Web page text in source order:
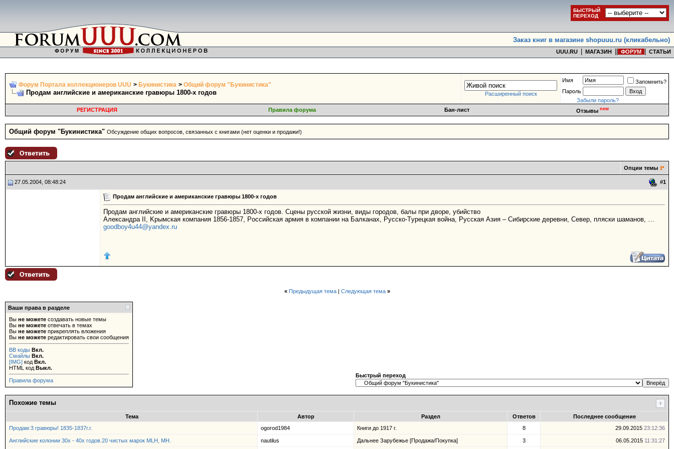
БЫСТРЫЙ
ПЕРЕХОД
Заказ книг в магазине shopuuu.ru (кликабельно)
UUU.RU МАГАЗИН ФОРУМ СТАТЬИ
Форум Портала коллекционеров UUU > Букинистика > Общий форум "Букинистика"
Продам английские и американские гравюры 1800-x годов Расширенный поиск
Имя
Запомнить?
Пароль
Забыли пароль?
РЕГИСТРАЦИЯ
Правила форума Бан-лист Отзывы new
Общий форум "Букинистика" Обсуждение общих вопросов, связанных с книгами (нет оценки и продажи!)
Опции темы
27.05.2004, 08:48:24 #1
Продам английские и американские гравюры 1800-x годов
Продам английские и американские гравюры 1800-x годов. Сцены русской жизни, виды городов, балы при дворе, убийство
Aлександра II, Kрымская компания 1856-1857, Pоссийская армия в компании нa Балканаx, Pусско-Tурецкая война, Pусская Aзия – Сибирские деревни, Север, пляски шаманов, …
goodboy4u44@yandex.ru
« Предыдущая тема| Следующая тема »
Ваши права в разделе
Вы не можете создавать новые темы
Вы не можете отвечать в темах
Вы не можете прикреплять вложения
Вы не можете редактировать свои сообщения
BB коды Вкл.
Смайлы Вкл.
[IMG] код Вкл.
HTML код Выкл.
Правила форума
Быстрый переход
Похожие темы
Тема Автор Раздел Ответов
Последнее сообщение
Продам:3 гравюры! 1835-1837г.г.
ogorod1984 Книги до 1917 г. 8 29.09.2015 23:12:36
Английские колонии 30х - 40х годов.20 чистых марок MLH, MH. nautilus Дальнее Зарубежье [Продажа/Покупка] 3 06.05.2015 11:31:27